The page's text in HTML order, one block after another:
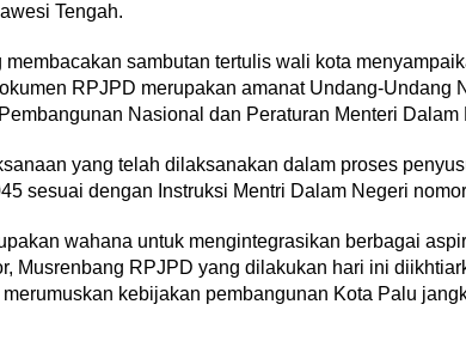
Tengah.
membacakan sambutan tertulis wali kota
RPJPD merupakan amanat Undang-Undang
Nasional dan Peraturan Menteri
yang telah dilaksanakan dalam proses
sesuai dengan Instruksi Mentri Dalam Negeri
wahana untuk mengintegrasikan berbagai
Musrenbang RPJPD yang dilakukan hari ini
kebijakan pembangunan Kota Palu